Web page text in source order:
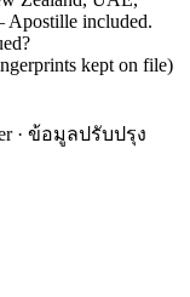
Apostille included.
kept on file)
· ข้อมูลปรับปรุง